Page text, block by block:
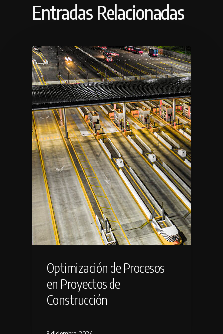
Entradas Relacionadas
Optimización de Procesos
en Proyectos de
Construcción